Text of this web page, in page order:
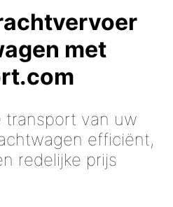
met
transport van uw
efficiënt,
redelijke prijs